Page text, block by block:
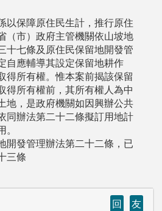
以保障原住民生計，推行原住
（市）政府主管機關依山坡地
十七條及原住民保留地開發管
自應輔導其設定保留地耕作
得所有權。惟本案前揭該保留
得所有權前，其所有權人為中
地，是政府機關如因興辦公共
同辦法第二十二條擬訂用地計
開發管理辦法第二十二條，已
三條
回
友